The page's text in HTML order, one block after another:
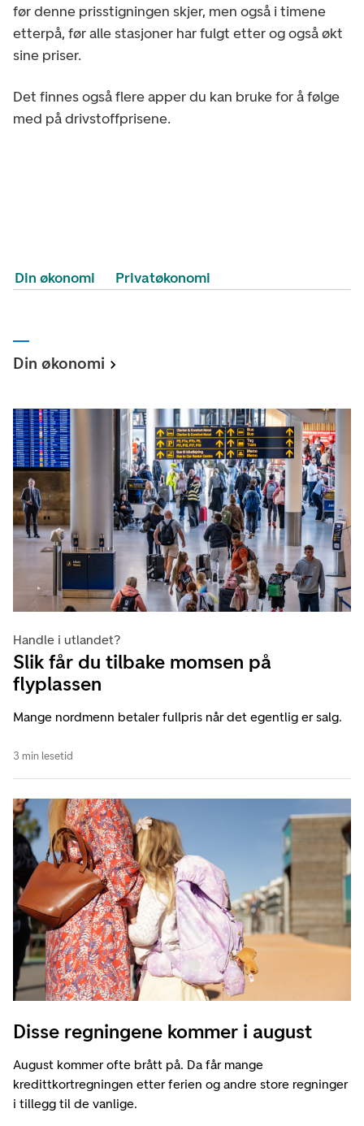
før denne prisstigningen skjer, men også i timene
etterpå, før alle stasjoner har fulgt etter og også økt
sine priser.
Det finnes også flere apper du kan bruke for å følge
med på drivstoffprisene.
Din økonomi Privatøkonomi
Din økonomi
Handle i utlandet?
Slik får du tilbake momsen på
flyplassen
Mange nordmenn betaler fullpris når det egentlig er salg.
3 min lesetid
Disse regningene kommer i august
August kommer ofte brått på. Da får mange
kredittkortregningen etter ferien og andre store regninger
i tillegg til de vanlige.